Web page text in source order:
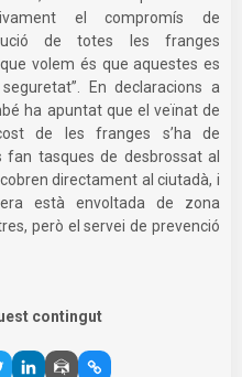
el compromís de
de totes les franges
volem és que aquestes es
En declaracions a
ha apuntat que el veïnat de
de les franges s’ha de
fan tasques de desbrossat al
directament al ciutadà, i
està envoltada de zona
però el servei de prevenció
contingut